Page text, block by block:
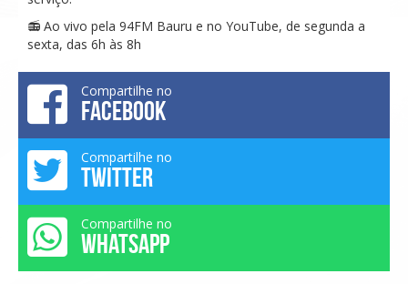
📻 Ao vivo pela 94FM Bauru e no YouTube, de segunda a
sexta, das 6h às 8h
Compartilhe no
FACEBOOK
Compartilhe no
TWITTER
Compartilhe no
WHATSAPP